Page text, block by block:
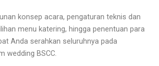
konsep acara, pengaturan teknis dan
menu katering, hingga penentuan para
Anda serahkan seluruhnya pada
wedding BSCC.